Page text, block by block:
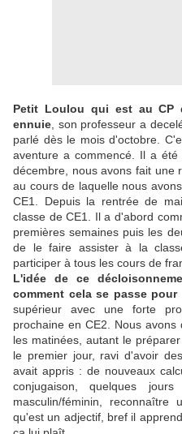
Petit Loulou qui est au CP
ennuie , son professeur a
parlé dès le mois d'octobre.
aventure a commencé. Il a
décembre, nous avons fait une
au cours de laquelle nous
CE1. Depuis la rentrée de
classe de CE1. Il a d'abord
premières semaines puis les
de le faire assister à la
participer à tous les cours de
L'idée de ce
comment cela se passe pour
supérieur avec une forte
prochaine en CE2. Nous
les matinées, autant le
le premier jour, ravi d'avoir
avait appris : de nouveaux
conjugaison, quelques
masculin/féminin,
qu'est un adjectif, bref il